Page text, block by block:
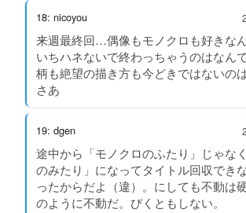
18: nicoyou
来週最終回…偶像もモノクロも好きな
いちハネないで終わっちゃうのはなん
柄も絶望の描き方も今どきではないの
さあ
19: dgen
途中から「モノクロのふたり」じゃな
のみたり」になってタイトル回収でき
ったからだよ（違）。にしても不動は
のように不動だ。びくともしない。